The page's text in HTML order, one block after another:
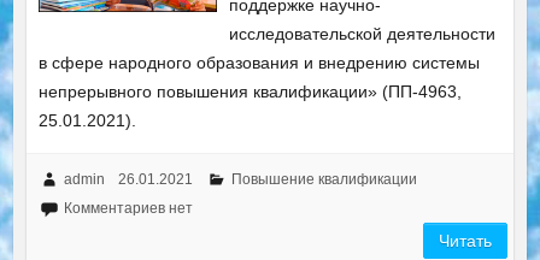
поддержке научно-
исследовательской деятельности
в сфере народного образования и внедрению системы
непрерывного повышения квалификации» (ПП-4963,
25.01.2021).
admin 26.01.2021
Повышение квалификации
Комментариев нет
Читать